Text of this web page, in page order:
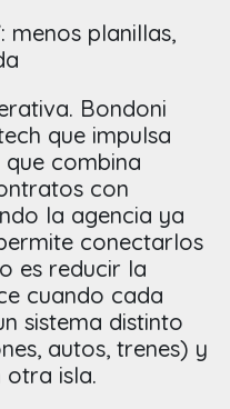
menos planillas,
Bondoni
que impulsa
combina
con
la agencia ya
conectarlos
es reducir la
cuando cada
sistema distinto
autos, trenes) y
otra isla.